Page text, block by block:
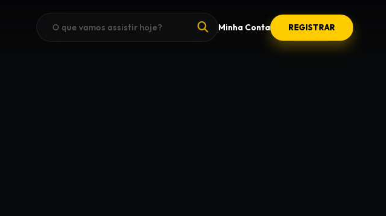
Minha Conta REGISTRAR